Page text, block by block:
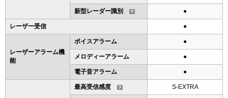
新型レーダー識別 ●
レーザー受信 ●
レーザーアラーム機
能
ボイスアラーム ●
メロディーアラーム ●
電子音アラーム ●
最高受信感度 S-EXTRA